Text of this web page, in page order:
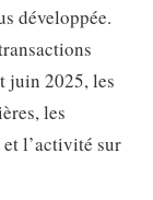
développée.
juin 2025, les
les
l’activité sur